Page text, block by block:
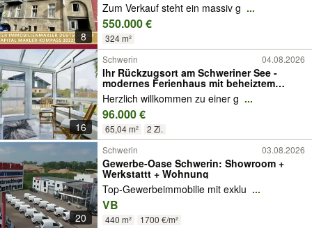
8
Zum Verkauf steht ein massiv g ...
550.000 €
324 m²
16
Schwerin 04.08.2026
Ihr Rückzugsort am Schweriner See -
modernes Ferienhaus mit beheiztem
Wintergarten
Herzlich willkommen zu einer g ...
96.000 €
65,04 m² 2 Zi.
20
Schwerin 03.08.2026
Gewerbe-Oase Schwerin: Showroom +
Werkstattt + Wohnung
Top-Gewerbeimmobilie mit exklu ...
VB
440 m² 1700 €/m²